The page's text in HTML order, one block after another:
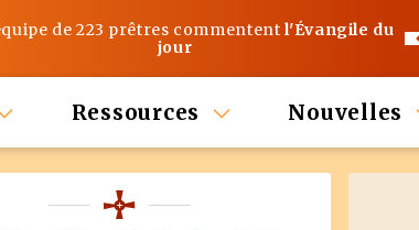
de 223 prêtres commententl'Évangile du
jour
Ressources Nouvelles